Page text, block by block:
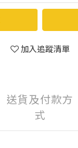
加入追蹤清單
送貨及付款方
式